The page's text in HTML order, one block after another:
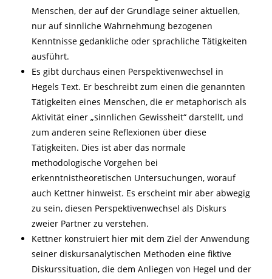
Menschen, der auf der Grundlage seiner aktuellen,
nur auf sinnliche Wahrnehmung bezogenen
Kenntnisse gedankliche oder sprachliche Tätigkeiten
ausführt.
Es gibt durchaus einen Perspektivenwechsel in
Hegels Text. Er beschreibt zum einen die genannten
Tätigkeiten eines Menschen, die er metaphorisch als
Aktivität einer „sinnlichen Gewissheit“ darstellt, und
zum anderen seine Reflexionen über diese
Tätigkeiten. Dies ist aber das normale
methodologische Vorgehen bei
erkenntnistheoretischen Untersuchungen, worauf
auch Kettner hinweist. Es erscheint mir aber abwegig
zu sein, diesen Perspektivenwechsel als Diskurs
zweier Partner zu verstehen.
Kettner konstruiert hier mit dem Ziel der Anwendung
seiner diskursanalytischen Methoden eine fiktive
Diskurssituation, die dem Anliegen von Hegel und der